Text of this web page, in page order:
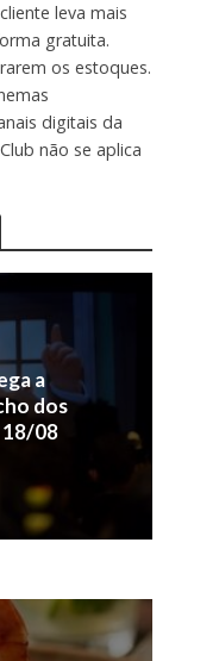
leva mais
gratuita.
os estoques.
digitais da
não se aplica
a
dos
18/08